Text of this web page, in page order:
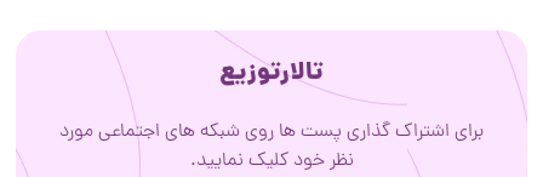
تالارتوزیع
برای اشتراک گذاری پست ها روی شبکه های اجتماعی مورد
نظر خود کلیک نمایید.